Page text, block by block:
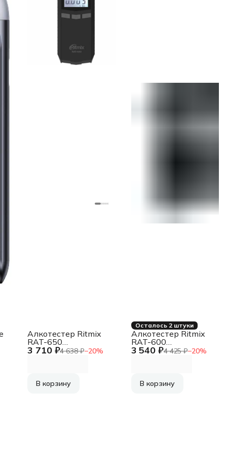
3 710 ₽4 638 ₽−20%
Алкотестер Ritmix
RAT-650
электрохимический
В корзину
Осталось 2 штуки
3 540 ₽4 425 ₽−20%
Алкотестер Ritmix
RAT-600
электрохимический
В корзину